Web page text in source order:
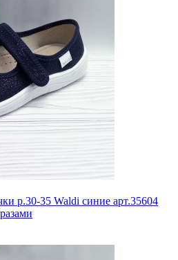
р.30-35 Waldi синие арт.35604